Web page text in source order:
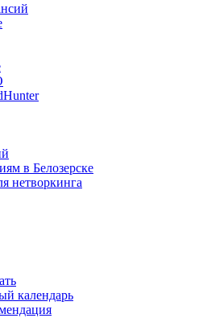
в Белозерске
нетворкинга
календарь